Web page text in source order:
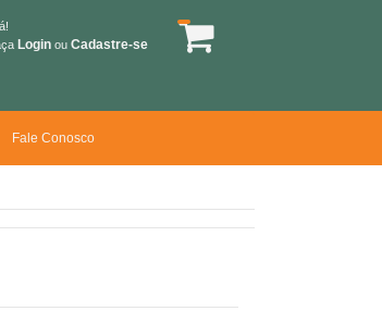
Login ou Cadastre-se
Fale Conosco